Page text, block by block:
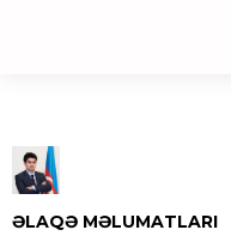
ƏLAQƏ MƏLUMATLARI